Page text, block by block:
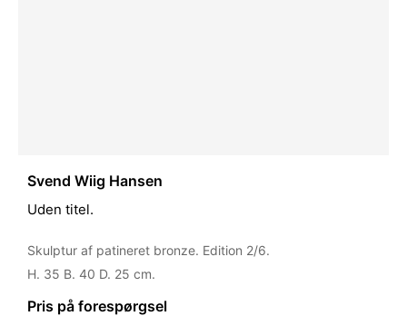
Svend Wiig Hansen
Uden titel.
Skulptur af patineret bronze. Edition 2/6.
H. 35 B. 40 D. 25 cm.
Pris på forespørgsel